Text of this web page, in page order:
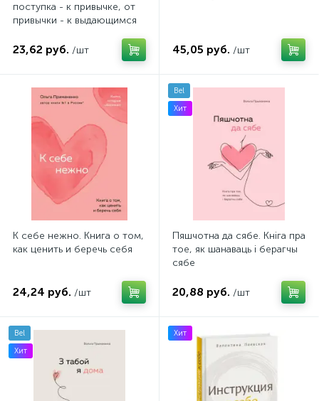
поступка - к привычке, от
привычки - к выдающимся
23,62 руб. /шт 45,05 руб. /шт
К себе нежно. Книга о том,
как ценить и беречь себя
24,24 руб. /шт
Bel
Хит
Пяшчотна да сябе. Кніга пра
тое, як шанаваць і берагчы
сябе
20,88 руб. /шт
Bel
Хит
Хит